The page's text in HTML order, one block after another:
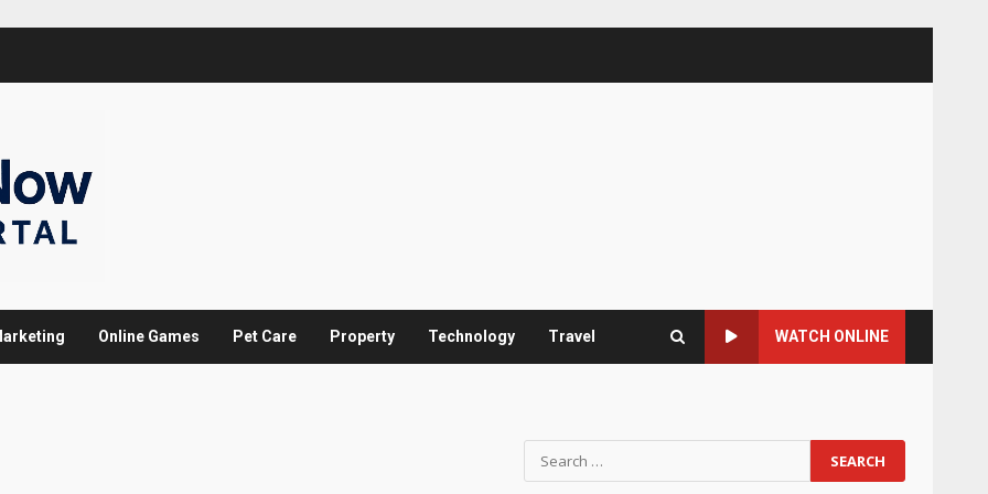
Online Games Pet Care Property Technology Travel WATCH ONLINE
Search
for: